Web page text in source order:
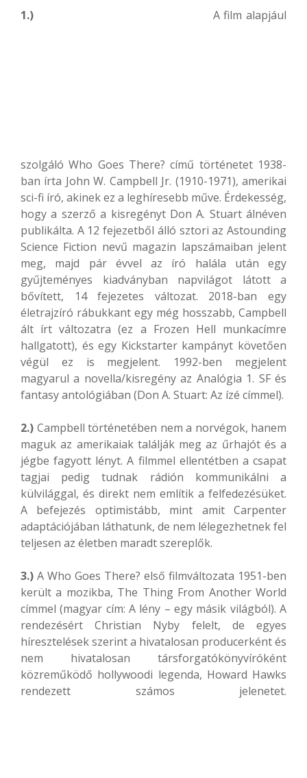
1.) A film alapjául
szolgáló Who Goes There? című történetet 1938-
ban írta John W. Campbell Jr. (1910-1971), amerikai
sci-fi író, akinek ez a leghíresebb műve. Érdekesség,
hogy a szerző a kisregényt Don A. Stuart álnéven
publikálta. A 12 fejezetből álló sztori az Astounding
Science Fiction nevű magazin lapszámaiban jelent
meg, majd pár évvel az író halála után egy
gyűjteményes kiadványban napvilágot látott a
bővített, 14 fejezetes változat. 2018-ban egy
életrajzíró rábukkant egy még hosszabb, Campbell
ált írt változatra (ez a Frozen Hell munkacímre
hallgatott), és egy Kickstarter kampányt követően
végül ez is megjelent. 1992-ben megjelent
magyarul a novella/kisregény az Analógia 1. SF és
fantasy antológiában (Don A. Stuart: Az ízé címmel).
2.) Campbell történetében nem a norvégok, hanem
maguk az amerikaiak találják meg az űrhajót és a
jégbe fagyott lényt. A filmmel ellentétben a csapat
tagjai pedig tudnak rádión kommunikálni a
külvilággal, és direkt nem említik a felfedezésüket.
A befejezés optimistább, mint amit Carpenter
adaptációjában láthatunk, de nem lélegezhetnek fel
teljesen az életben maradt szereplők.
3.) A Who Goes There? első filmváltozata 1951-ben
került a mozikba, The Thing From Another World
címmel (magyar cím: A lény – egy másik világból). A
rendezésért Christian Nyby felelt, de egyes
híresztelések szerint a hivatalosan producerként és
nem hivatalosan társforgatókönyvíróként
közreműködő hollywoodi legenda, Howard Hawks
rendezett számos jelenetet.